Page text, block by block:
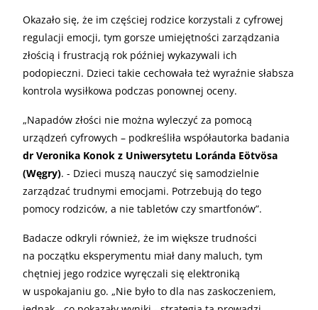
Okazało się, że im częściej rodzice korzystali z cyfrowej
regulacji emocji, tym gorsze umiejętności zarządzania
złością i frustracją rok później wykazywali ich
podopieczni. Dzieci takie cechowała też wyraźnie słabsza
kontrola wysiłkowa podczas ponownej oceny.
„Napadów złości nie można wyleczyć za pomocą
urządzeń cyfrowych – podkreśliła współautorka badania
dr Veronika Konok z Uniwersytetu Loránda Eötvösa
(Węgry). - Dzieci muszą nauczyć się samodzielnie
zarządzać trudnymi emocjami. Potrzebują do tego
pomocy rodziców, a nie tabletów czy smartfonów”.
Badacze odkryli również, że im większe trudności
na początku eksperymentu miał dany maluch, tym
chętniej jego rodzice wyręczali się elektroniką
w uspokajaniu go. „Nie było to dla nas zaskoczeniem,